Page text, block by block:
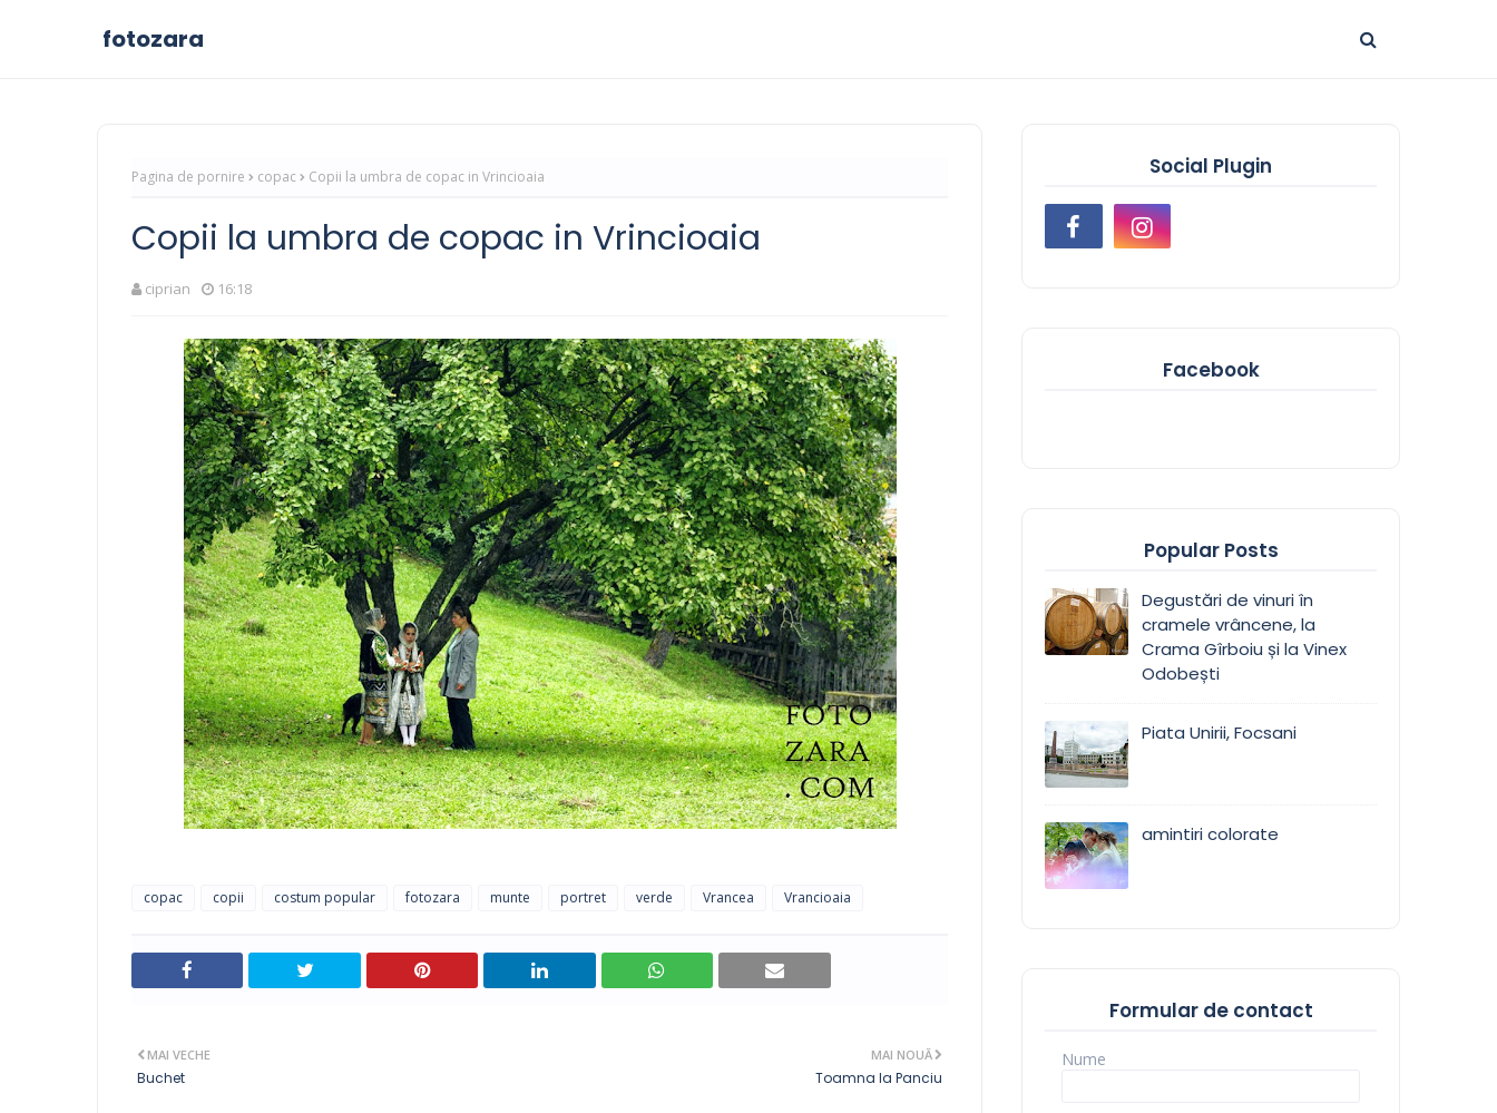
fotozara
Pagina de pornire copac Copii la umbra de copac in Vrincioaia
Copii la umbra de copac in Vrincioaia
ciprian 16:18
copac copii costum popular fotozara munte portret verde Vrancea Vrancioaia
MAI NOUĂ
Toamna la Panciu
MAI VECHE
Buchet
Social Plugin
Facebook
Popular Posts
Degustări de vinuri în
cramele vrâncene, la
Crama Gîrboiu și la Vinex
Odobești
Piata Unirii, Focsani
amintiri colorate
Formular de contact
Nume